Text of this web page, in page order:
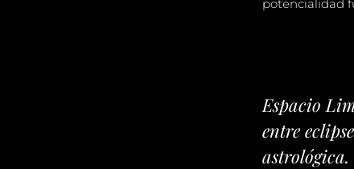
potencialidad
Espacio
entre
astrológica.